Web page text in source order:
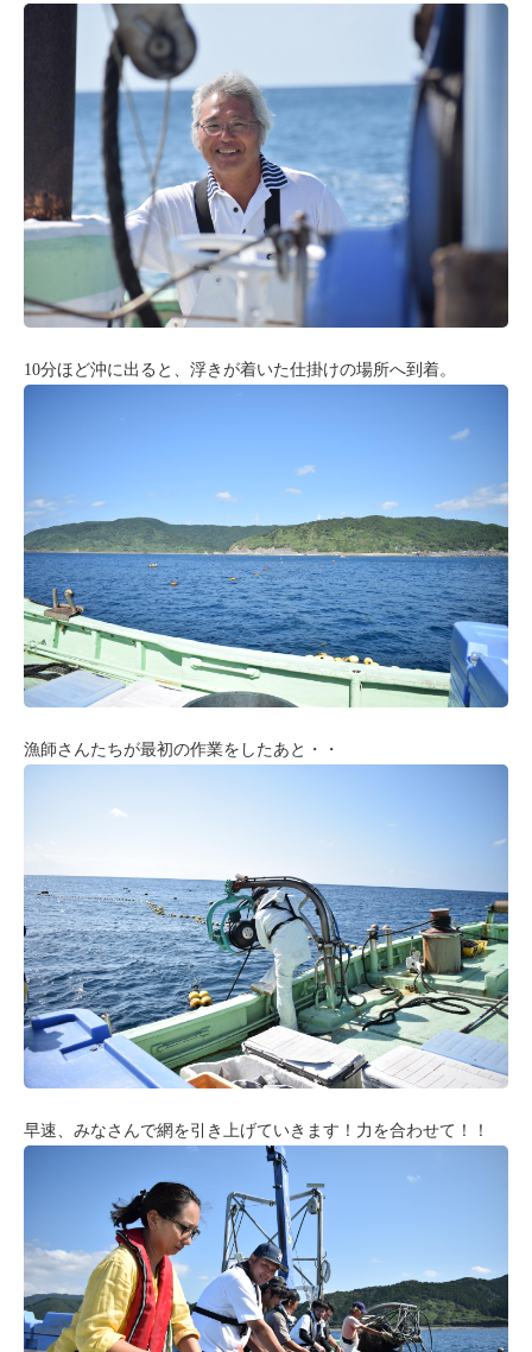
10分ほど沖に出ると、浮きが着いた仕掛けの場所へ到着。
漁師さんたちが最初の作業をしたあと・・
早速、みなさんで網を引き上げていきます！力を合わせて！！